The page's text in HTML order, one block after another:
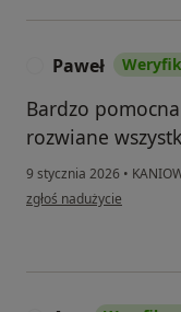
Paweł
Bardzo
rozwiane
9 stycznia 2026 •
w opinii użytkownika Paweł
zgłoś nadużycie